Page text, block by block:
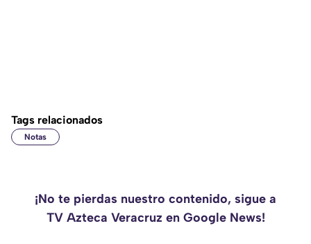
Tags relacionados
Notas
¡No te pierdas nuestro contenido, sigue a
TV Azteca Veracruz en Google News!